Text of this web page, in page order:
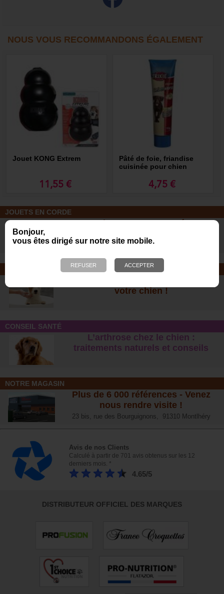
Bonjour,
vous êtes dirigé sur notre site mobile.
NOUS VOUS RECOMMANDONS ÉGALEMENT
Jouet KONG Extrem
11,55 €
Pâté de foie, friandise
cuisinée pour chien
4,75 €
JOUETS EN CORDE
De nombreuses nouveautés pour
!
SOINS ET SHAMPOOING
votre chien !
CONSEIL SANTÉ
L’arthrose chez le chien :
traitements naturels et conseil s
NOTRE MAGASIN
Plus de 6 000 références - Venez
nous rendre visite !
23 bis, rue des Bourguignons, 91310 Montlhéry
Avis de nos Clients
Calculé à partir de 701 avis obtenus sur les 12
derniers mois. *
4.65/5
DISTRIBUTEUR OFFICIEL DES MARQUES